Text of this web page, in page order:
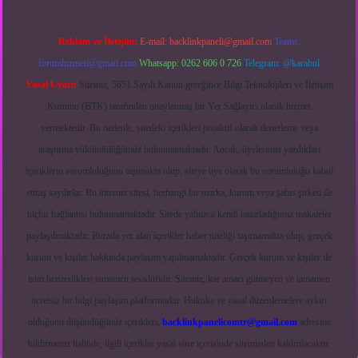
Reklam ve İletişim: E-mail: backlinkpaneli@gmail.com Teams:
forumhizmeti@gmail.com Whatsapp: 0262 606 0 726 Telegram: @karabul
Yasal Uyarı: Sitemiz, 5651 Sayılı Kanun gereğince Bilgi Teknolojileri ve İletişim
Kurumu (BTK) tarafından onaylanmış bir Yer Sağlayıcı olarak hizmet
vermektedir. Bu nedenle, sitedeki içerikleri proaktif olarak denetleme veya
araştırma yükümlülüğümüz bulunmamaktadır. Ancak, üyelerimiz yazdıkları
içeriklerin sorumluluğunu taşımakta olup, siteye üye olarak bu sorumluluğu kabul
etmiş sayılırlar. Bu internet sitesi, herhangi bir marka, kurum veya şahıs şirketi ile
hiçbir bağlantısı bulunmamaktadır. Sitede yalnızca kendi hazırladığımız makaleler
paylaşılmaktadır. Burada yer alan içerikler haber niteliği taşımamakta olup, gerçek
kurum ve kişiler hakkında paylaşım yapılmamaktadır. Gerçek kurum ve kişiler ile
isim benzerlikleri tamamen tesadüfidir. Sitemiz, kar amacı gütmeyen ve tamamen
ücretsiz bir bilgi paylaşım platformudur. Hukuka ve yasal düzenlemelere aykırı
olduğunu düşündüğünüz içerikleri, backlinkpanelicomtr@gmail.comadresine
bildirmeniz halinde, ilgili içerikler yasal süre içerisinde sitemizden kaldırılacaktır.